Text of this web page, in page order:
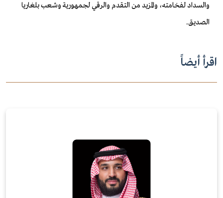
والسداد لفخامته، والمزيد من التقدم والرقي لجمهورية وشعب بلغاريا
الصديق.
اقرأ أيضاً